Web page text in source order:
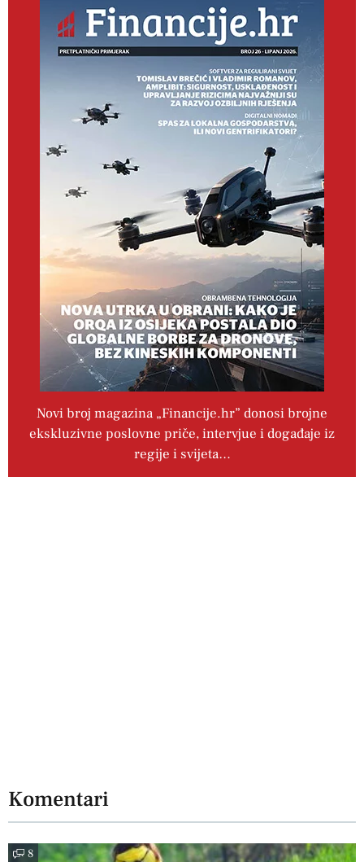
Novi broj magazina „Financije.hr” donosi brojne
ekskluzivne poslovne priče, intervjue i događaje iz
regije i svijeta…
Komentari
8